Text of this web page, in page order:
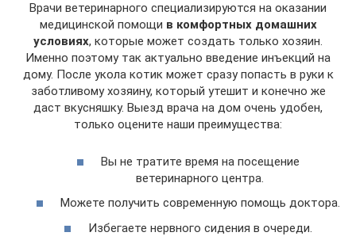
Врачи ветеринарного специализируются на оказании
медицинской помощи в комфортных домашних
условиях, которые может создать только хозяин.
Именно поэтому так актуально введение инъекций на
дому. После укола котик может сразу попасть в руки к
заботливому хозяину, который утешит и конечно же
даст вкусняшку. Выезд врача на дом очень удобен,
только оцените наши преимущества:
Вы не тратите время на посещение
ветеринарного центра.
Можете получить современную помощь доктора.
Избегаете нервного сидения в очереди.